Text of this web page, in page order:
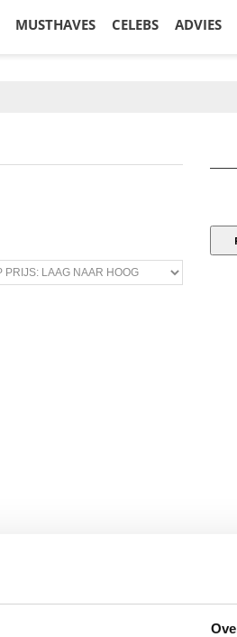
MUSTHAVES CELEBS ADVIES